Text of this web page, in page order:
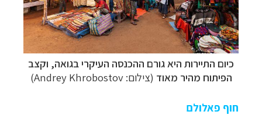
כיום התיירות היא גורם ההכנסה העיקרי בגואה, וקצב
הפיתוח מהיר מאוד (צילום: Andrey Khrobostov)
חוף פאלולם